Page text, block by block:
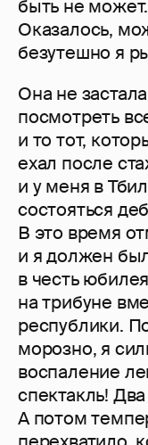
быть не
Оказалось,
безутешно я
Она не
посмотреть
и то тот,
ехал после
и у меня в
состояться
В это время
и я должен
в честь
на трибуне
республики.
морозно, я
воспаление
спектакль!
А потом